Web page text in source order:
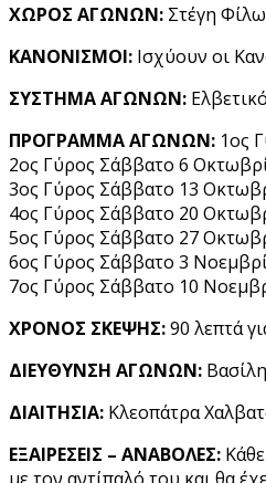
ΧΩΡΟΣ ΑΓΩΝΩΝ: Στέγη
ΚΑΝΟΝΙΣΜΟΙ: Ισχύουν οι
ΣΥΣΤΗΜΑ ΑΓΩΝΩΝ:
ΠΡΟΓΡΑΜΜΑ ΑΓΩΝΩΝ: 1ος
2ος Γύρος Σάββατο 6
3ος Γύρος Σάββατο 13
4ος Γύρος Σάββατο 20
5ος Γύρος Σάββατο 27
6ος Γύρος Σάββατο 3
7ος Γύρος Σάββατο 10
ΧΡΟΝΟΣ ΣΚΕΨΗΣ:90 λεπτά
ΔΙΕΥΘΥΝΣΗ ΑΓΩΝΩΝ:
ΔΙΑΙΤΗΣΙΑ: Κλεοπάτρα
ΕΞΑΙΡΕΣΕΙΣ – ΑΝΑΒΟΛΕΣ:
με τον αντίπαλό του και θα